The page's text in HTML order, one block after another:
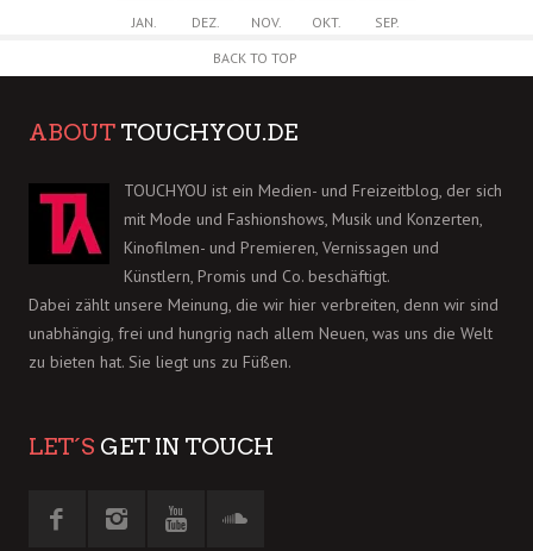
JAN. DEZ. NOV. OKT.
SEP.
BACK TO TOP
ABOUT TOUCHYOU.DE
TOUCHYOU ist ein Medien- und Freizeitblog, der sich
mit Mode und Fashionshows, Musik und Konzerten,
Kinofilmen- und Premieren, Vernissagen und
Künstlern, Promis und Co. beschäftigt.
Dabei zählt unsere Meinung, die wir hier verbreiten, denn wir sind
unabhängig, frei und hungrig nach allem Neuen, was uns die Welt
zu bieten hat. Sie liegt uns zu Füßen.
LET´S GET IN TOUCH